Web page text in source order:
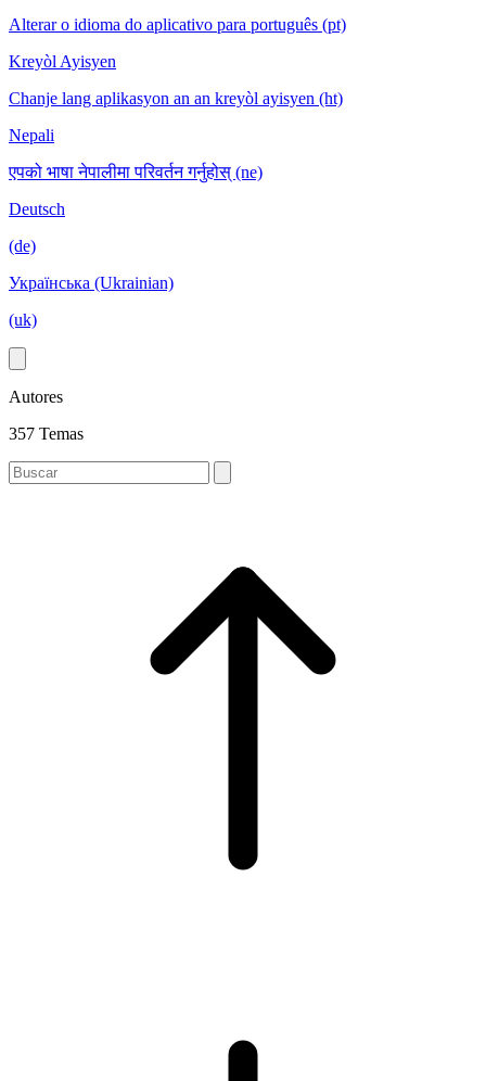
Alterar o idioma do aplicativo para português (pt)
Kreyòl Ayisyen
Chanje lang aplikasyon an an kreyòl ayisyen (ht)
Nepali
एपको भाषा नेपालीमा परिवर्तन गर्नुहोस् (ne)
Deutsch
(de)
Українська (Ukrainian)
(uk)
Autores
357 Temas